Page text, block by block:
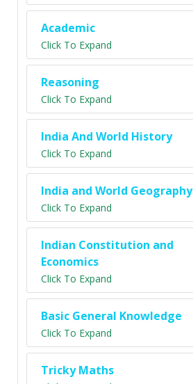
Academic
Click To Expand
Reasoning
Click To Expand
India And World History
Click To Expand
India and World Geography
Click To Expand
Indian Constitution and
Economics
Click To Expand
Basic General Knowledge
Click To Expand
Tricky Maths